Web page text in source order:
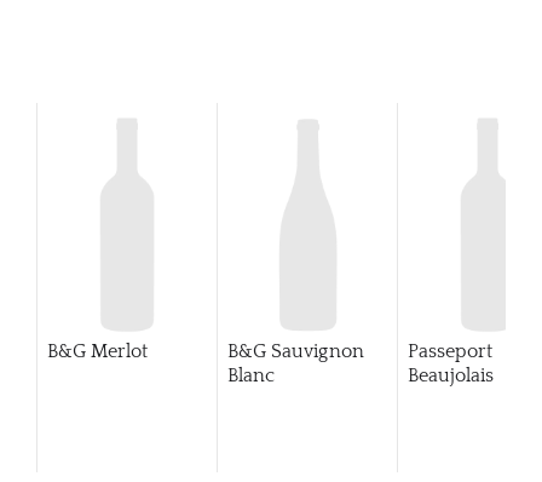
B&G Merlot
B&G Sauvignon
Blanc
Passeport
Beaujolais